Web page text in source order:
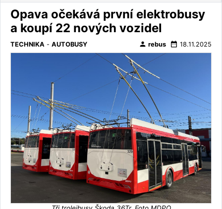
Opava očekává první elektrobusy
a koupí 22 nových vozidel
TECHNIKA - AUTOBUSY person rebus date_range 18.11.2025